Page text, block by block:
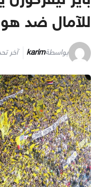
للآمال ضد
بواسطةkarim آخر